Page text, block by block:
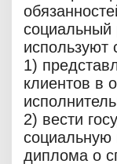
социальный
используют
1)
клиентов в
2) вести
социальную
диплома о